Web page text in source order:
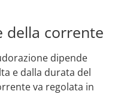
della corrente
dipende
e dalla durata del
va regolata in